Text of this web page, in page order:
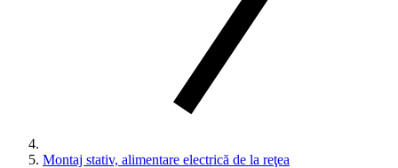
Montaj stativ, alimentare electrică de la reţea